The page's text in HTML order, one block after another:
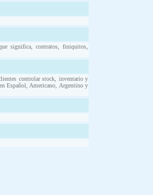
significa, contratos, finiquitos,
controlar stock, inventario y
Español, Americano, Argentino y